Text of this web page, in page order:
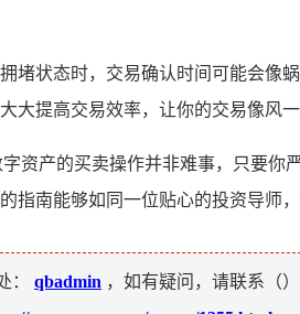
堵状态时，交易确认时间可能会像
大提高交易效率，让你的交易像风
资产的买卖操作并非难事，只要你
指南能够如同一位贴心的投资导师
： qbadmin ，如有疑问，请联系（）